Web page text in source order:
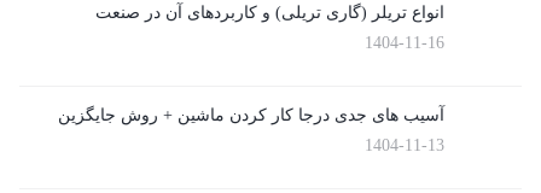
انواع تریلر (گاری تریلی) و کاربردهای آن در صنعت
1404-11-16
آسیب های جدی درجا کار کردن ماشین + روش جایگزین
1404-11-13